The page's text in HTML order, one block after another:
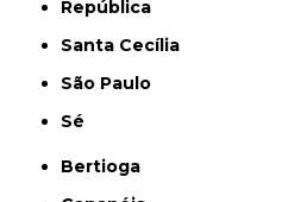
República
Santa Cecília
São Paulo
Sé
Bertioga